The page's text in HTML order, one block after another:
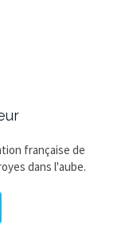
française de
dans l'aube.